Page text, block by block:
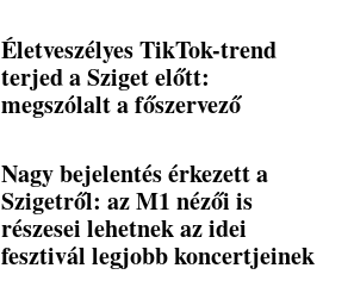
Életveszélyes TikTok-trend
terjed a Sziget előtt:
megszólalt a főszervező
Nagy bejelentés érkezett a
Szigetről: az M1 nézői is
részesei lehetnek az idei
fesztivál legjobb koncertjeinek